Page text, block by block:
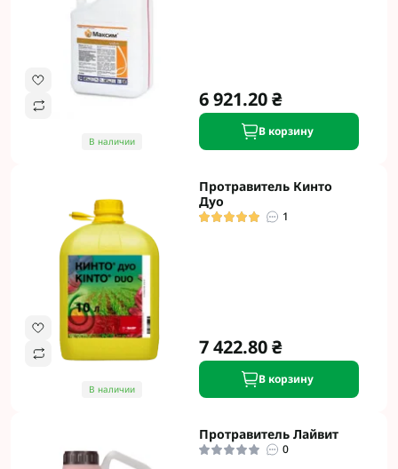
В наличии
6 921.20 ₴
В корзину
В наличии
Протравитель Кинто
Дуо
1
7 422.80 ₴
В корзину
Протравитель Лайвит
0